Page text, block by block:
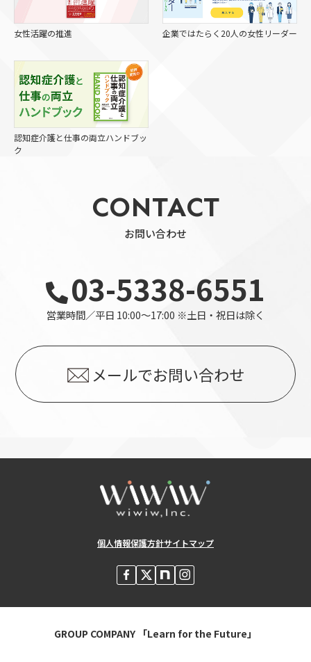
女性活躍の推進 企業ではたらく20人の女性リーダー
認知症介護と仕事の両立ハンドブッ
ク
CONTACT
お問い合わせ
03-5338-6551
営業時間／平日 10:00～17:00 ※土日・祝日は除く
メールでお問い合わせ
個人情報保護方針サイトマップ
GROUP COMPANY 「Learn for the Future」